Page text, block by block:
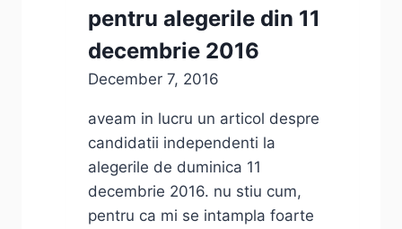
pentru alegerile din 11
decembrie 2016
December 7, 2016
aveam in lucru un articol despre
candidatii independenti la
alegerile de duminica 11
decembrie 2016. nu stiu cum,
pentru ca mi se intampla foarte